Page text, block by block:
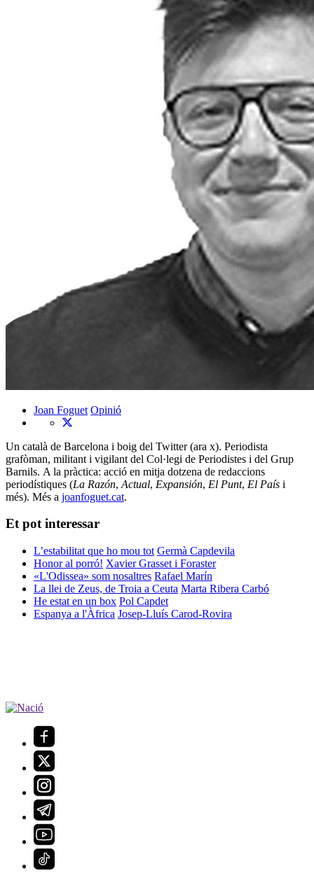
Joan Foguet Opinió
Un català de Barcelona i boig del Twitter (ara x). Periodista
grafòman, militant i vigilant del Col·legi de Periodistes i del Grup
Barnils. A la pràctica: acció en mitja dotzena de redaccions
periodístiques (La Razón, Actual, Expansión, El Punt, El País i
més). Més a joanfoguet.cat.
Et pot interessar
L’estabilitat que ho mou tot Germà Capdevila
Honor al porró! Xavier Grasset i Foraster
«L'Odissea» som nosaltres Rafael Marín
La llei de Zeus, de Troia a Ceuta Marta Ribera Carbó
He estat en un box Pol Capdet
Espanya a l'Àfrica Josep-Lluís Carod-Rovira